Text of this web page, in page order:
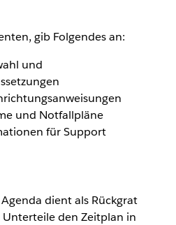
gib Folgendes an:
und
und Notfallpläne
für Support
dient als Rückgrat
den Zeitplan in